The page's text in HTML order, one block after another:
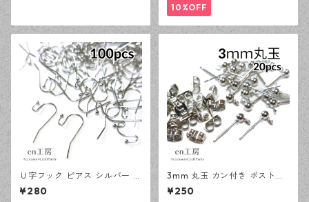
10%OFF
Ｕ字フック ピアス シルバー 1
00ピース 釣針型 大容量 プチ
プラパーツ 【en工房】
¥280
3mm 丸玉 カン付き ポストピ
アス シルバー 20ピース 金属
キャッチ ピアス 【en工房】
¥250